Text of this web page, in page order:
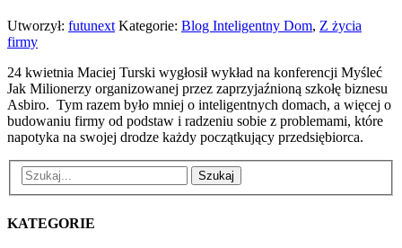
Utworzył: futunext Kategorie: Blog Inteligentny Dom, Z życia
firmy
24 kwietnia Maciej Turski wygłosił wykład na konferencji Myśleć
Jak Milionerzy organizowanej przez zaprzyjaźnioną szkołę biznesu
Asbiro. Tym razem było mniej o inteligentnych domach, a więcej o
budowaniu firmy od podstaw i radzeniu sobie z problemami, które
napotyka na swojej drodze każdy początkujący przedsiębiorca.
Szukaj
KATEGORIE